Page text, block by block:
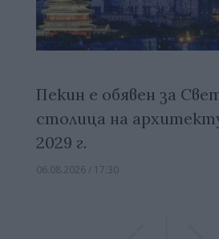
Пекин е обявен за
столица на
2029 г.
06.08.2026 / 17:30